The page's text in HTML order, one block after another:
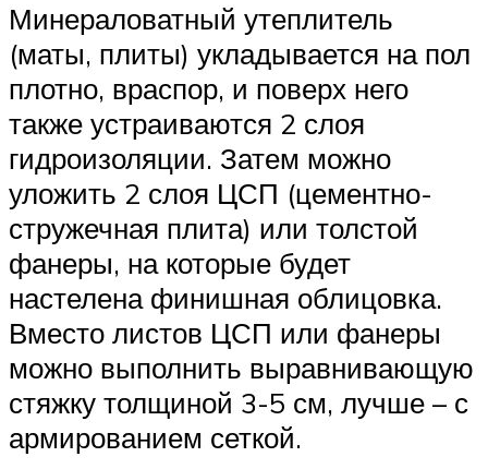
Минераловатный утеплитель
(маты, плиты) укладывается на пол
плотно, враспор, и поверх него
также устраиваются 2 слоя
гидроизоляции. Затем можно
уложить 2 слоя ЦСП (цементно-
стружечная плита) или толстой
фанеры, на которые будет
настелена финишная облицовка.
Вместо листов ЦСП или фанеры
можно выполнить выравнивающую
стяжку толщиной 3-5 см, лучше – с
армированием сеткой.